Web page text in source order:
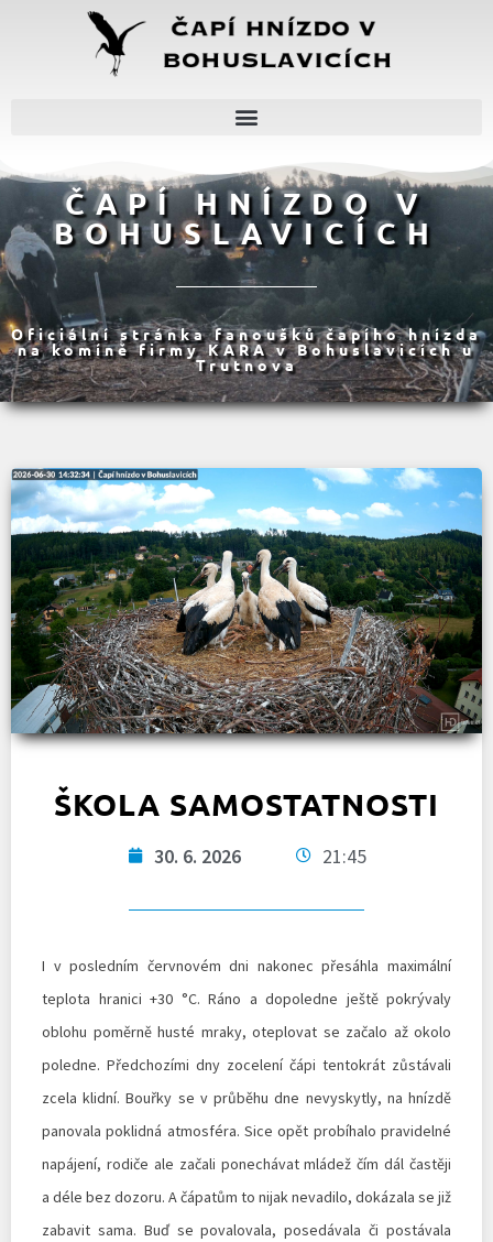
ČAPÍ HNÍZDO V
BOHUSLAVICÍCH
Oficiální stránka fanoušků čapího hnízda
na komíně firmy KARA v Bohuslavicích u
Trutnova
ŠKOLA SAMOSTATNOSTI
30. 6. 2026 21:45
I v posledním červnovém dni nakonec přesáhla maximální
teplota hranici +30 °C. Ráno a dopoledne ještě pokrývaly
oblohu poměrně husté mraky, oteplovat se začalo až okolo
poledne. Předchozími dny zocelení čápi tentokrát zůstávali
zcela klidní. Bouřky se v průběhu dne nevyskytly, na hnízdě
panovala poklidná atmosféra. Sice opět probíhalo pravidelné
napájení, rodiče ale začali ponechávat mládež čím dál častěji
a déle bez dozoru. A čápatům to nijak nevadilo, dokázala se již
zabavit sama. Buď se povalovala, posedávala či postávala